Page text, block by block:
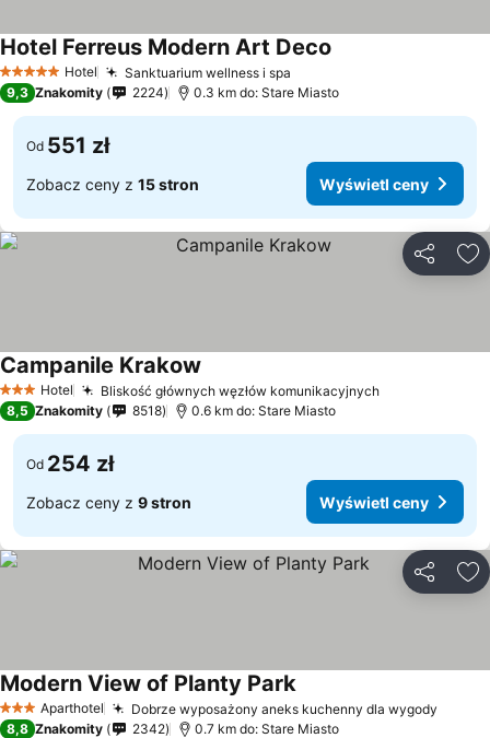
5 KategoriaHotel Sanktuarium wellness i spa
Hotel Ferreus Modern Art Deco
9,3 Znakomity 2224 0.3 km do: Stare Miasto
Od 551 zł
Zobacz ceny z 15 stron Wyświetl ceny
3 Kategoria
Hotel Bliskość głównych węzłów komunikacyjnych
Campanile Krakow
8,5 Znakomity 8518 0.6 km do: Stare Miasto
Od 254 zł
Zobacz ceny z 9 stron Wyświetl ceny
3 KategoriaAparthotel Dobrze wyposażony aneks kuchenny dla wygody
Modern View of Planty Park
8,8 Znakomity 2342 0.7 km do: Stare Miasto